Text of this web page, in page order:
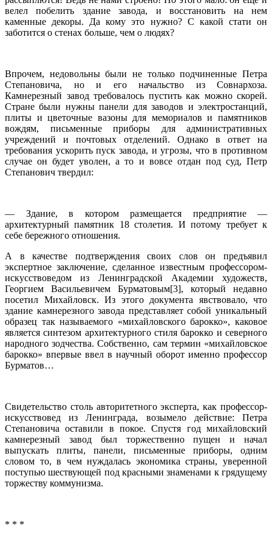
велел побелить здание завода, и восстановить на нем
каменные декоры. Да кому это нужно? С какой стати он
заботится о стенах больше, чем о людях?
Впрочем, недовольны были не только подчиненные Петра
Степановича, но и его начальство из Совнархоза.
Камнерезный завод требовалось пустить как можно скорей.
Стране были нужны панели для заводов и электростанций,
плиты и цветочные вазоны для мемориалов и памятников
вождям, письменные приборы для административных
учреждений и почтовых отделений. Однако в ответ на
требования ускорить пуск завода, и угрозы, что в противном
случае он будет уволен, а то и вовсе отдан под суд, Петр
Степанович твердил:
— Здание, в котором размещается предприятие —
архитектурный памятник 18 столетия. И потому требует к
себе бережного отношения.
А в качестве подтверждения своих слов он предъявил
экспертное заключение, сделанное известным профессором-
искусствоведом из Ленинградской Академии художеств,
Георгием Васильевичем Бурматовым[3], который недавно
посетил Михайловск. Из этого документа явствовало, что
здание камнерезного завода представляет собой уникальный
образец так называемого «михайловского барокко», каковое
является синтезом архитектурного стиля барокко и северного
народного зодчества. Собственно, сам термин «михайловское
барокко» впервые ввел в научный оборот именно профессор
Бурматов…
Свидетельство столь авторитетного эксперта, как профессор-
искусствовед из Ленинграда, возымело действие: Петра
Степановича оставили в покое. Спустя год михайловский
камнерезный завод был торжественно пущен и начал
выпускать плиты, панели, письменные приборы, одним
словом то, в чем нуждалась экономика страны, уверенной
поступью шествующей под красными знаменами к грядущему
торжеству коммунизма.
* * *